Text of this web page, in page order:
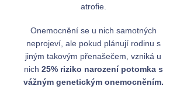
atrofie.
Onemocnění se u nich samotných
neprojeví, ale pokud plánují rodinu s
jiným takovým přenašečem, vzniká u
nich 25% riziko narození potomka s
vážným genetickým onemocněním.